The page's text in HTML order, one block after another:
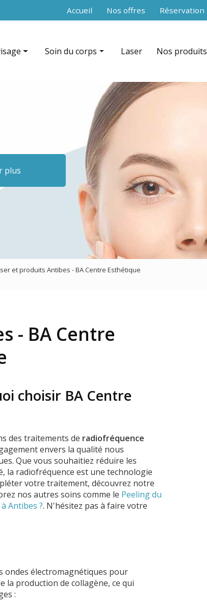
Navigation secondaire
Accueil Nos offres Réservation
intensif (radiofréquence aiguilles)
du visage
virtuelle du visage
des yeux
Soin du corps
EndyMed RF Shaper contouring par zone
La cavitation + infrarouge par zone
Radiofréquence par zone
Vacuum celludrain CelluDrain™ par zone
Peeling du corps
Laser Nos produits
plus
et produits Antibes - BA Centre Esthétique
- BA Centre
choisir BA Centre
des traitements de radiofréquence
envers la qualité nous
Que vous souhaitiez réduire les
la radiofréquence est une technologie
votre traitement, découvrez notre
nos autres soins comme le Peeling du
Antibes ?. N'hésitez pas à faire votre
ondes électromagnétiques pour
la production de collagène, ce qui
: